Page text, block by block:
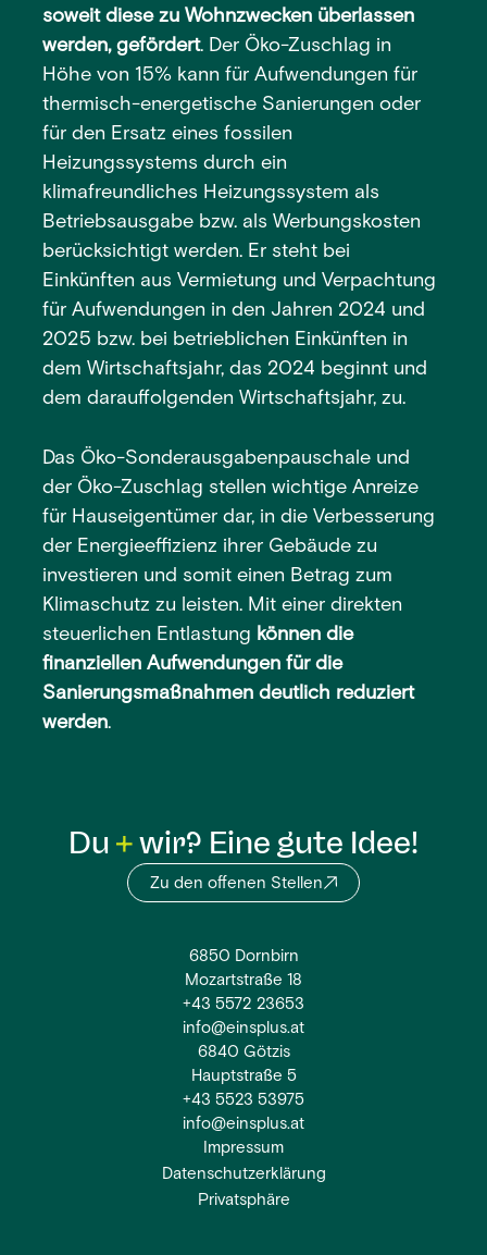
soweit diese zu Wohnzwecken überlassen
werden, gefördert. Der Öko-Zuschlag in
Höhe von 15% kann für Aufwendungen für
thermisch-energetische Sanierungen oder
für den Ersatz eines fossilen
Heizungssystems durch ein
klimafreundliches Heizungssystem als
Betriebsausgabe bzw. als Werbungskosten
berücksichtigt werden. Er steht bei
Einkünften aus Vermietung und Verpachtung
für Aufwendungen in den Jahren 2024 und
2025 bzw. bei betrieblichen Einkünften in
dem Wirtschaftsjahr, das 2024 beginnt und
dem darauffolgenden Wirtschaftsjahr, zu.
Das Öko-Sonderausgabenpauschale und
der Öko-Zuschlag stellen wichtige Anreize
für Hauseigentümer dar, in die Verbesserung
der Energieeffizienz ihrer Gebäude zu
investieren und somit einen Betrag zum
Klimaschutz zu leisten. Mit einer direkten
steuerlichen Entlastung können die
finanziellen Aufwendungen für die
Sanierungsmaßnahmen deutlich reduziert
werden.
Du wir? Eine gute Idee!
Zu den offenen Stellen
6850 Dornbirn
Mozartstraße 18
+43 5572 23653
info@einsplus.at
6840 Götzis
Hauptstraße 5
+43 5523 53975
info@einsplus.at
Impressum
Datenschutzerklärung
Privatsphäre